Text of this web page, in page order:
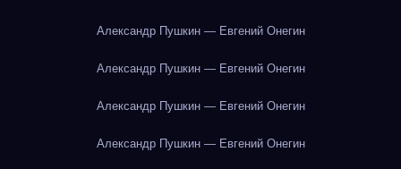
Александр Пушкин — Евгений Онегин
Александр Пушкин — Евгений Онегин
Александр Пушкин — Евгений Онегин
Александр Пушкин — Евгений Онегин